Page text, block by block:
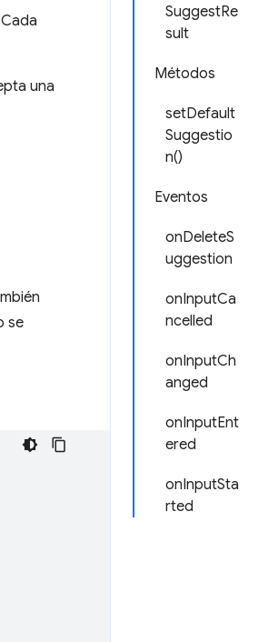
SuggestRe
sult
Métodos
setDefault
Suggestio
n()
Eventos
onDeleteS
uggestion
onInputCa
ncelled
onInputCh
anged
onInputEnt
ered
onInputSta
rted
una
se